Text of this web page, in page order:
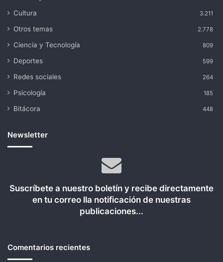
Cultura 3.211
Otros temas 2.778
Ciencia y Tecnología 809
Deportes 599
Redes sociales 264
Psicología 185
Bitácora 448
Newsletter
Suscríbete a nuestro boletín y recibe directamente
en tu correo lla notificación de nuestras
publicaciones...
Comentarios recientes